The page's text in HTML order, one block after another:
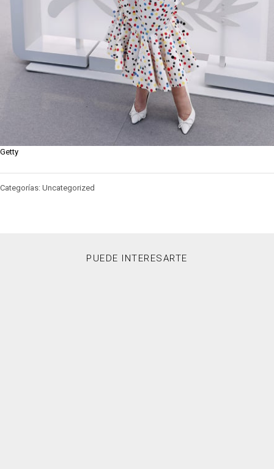
Getty
Categorías: Uncategorized
PUEDE INTERESARTE